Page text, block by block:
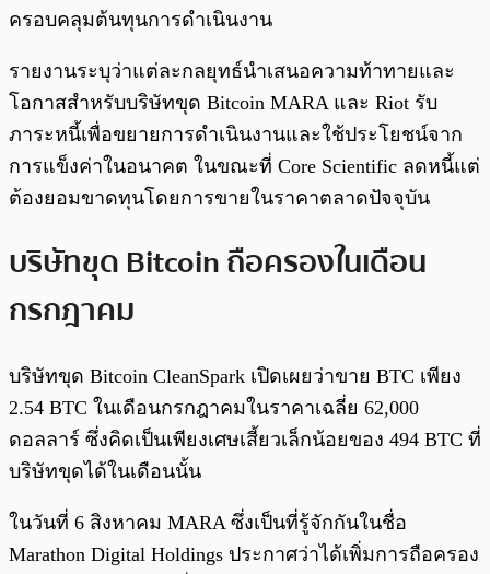
ครอบคลุมต้นทุนการดำเนินงาน
รายงานระบุว่าแต่ละกลยุทธ์นำเสนอความท้าทายและ
โอกาสสำหรับบริษัทขุด Bitcoin MARA และ Riot รับ
ภาระหนี้เพื่อขยายการดำเนินงานและใช้ประโยชน์จาก
การแข็งค่าในอนาคต ในขณะที่ Core Scientific ลดหนี้แต่
ต้องยอมขาดทุนโดยการขายในราคาตลาดปัจจุบัน
บริษัทขุด Bitcoin ถือครองในเดือน
กรกฎาคม
บริษัทขุด Bitcoin CleanSpark เปิดเผยว่าขาย BTC เพียง
2.54 BTC ในเดือนกรกฎาคมในราคาเฉลี่ย 62,000
ดอลลาร์ ซึ่งคิดเป็นเพียงเศษเสี้ยวเล็กน้อยของ 494 BTC ที่
บริษัทขุดได้ในเดือนนั้น
ในวันที่ 6 สิงหาคม MARA ซึ่งเป็นที่รู้จักกันในชื่อ
Marathon Digital Holdings ประกาศว่าได้เพิ่มการถือครอง